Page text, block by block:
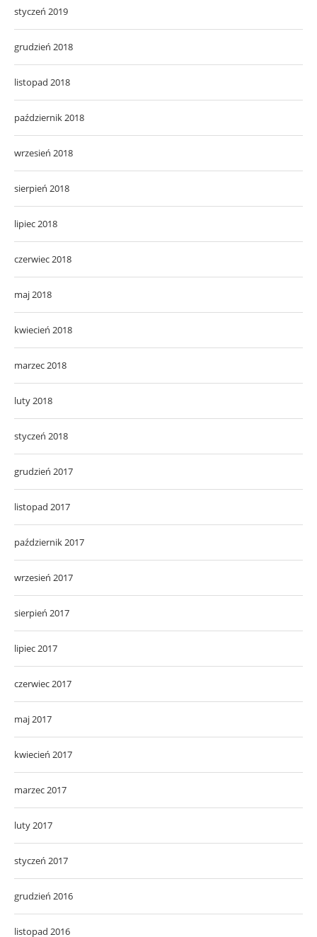
styczeń 2019
grudzień 2018
listopad 2018
październik 2018
wrzesień 2018
sierpień 2018
lipiec 2018
czerwiec 2018
maj 2018
kwiecień 2018
marzec 2018
luty 2018
styczeń 2018
grudzień 2017
listopad 2017
październik 2017
wrzesień 2017
sierpień 2017
lipiec 2017
czerwiec 2017
maj 2017
kwiecień 2017
marzec 2017
luty 2017
styczeń 2017
grudzień 2016
listopad 2016